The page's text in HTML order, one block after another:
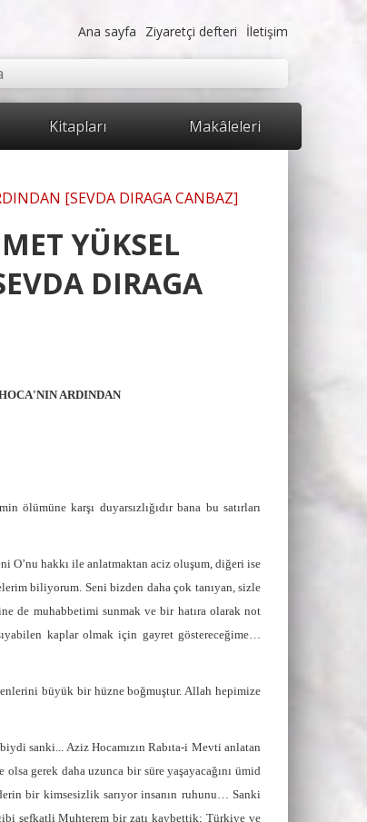
Ana sayfa Ziyaretçi defteri İletişim
Kitapları Makâleleri
[SEVDA DIRAGA CANBAZ]
YÜKSEL
DIRAGA
ARDINDAN
ölümüne karşı duyarsızlığıdır bana bu satırları
O’nu hakkı ile anlatmaktan aciz oluşum, diğeri ise
biliyorum. Seni bizden daha çok tanıyan, sizle
de muhabbetimi sunmak ve bir hatıra olarak not
kaplar olmak için gayret göstereceğime…
büyük bir hüzne boğmuştur. Allah hepimize
sanki... Aziz Hocamızın Rabıta-i Mevti anlatan
gerek daha uzunca bir süre yaşayacağını ümid
bir kimsesizlik sarıyor insanın ruhunu… Sanki
şefkatli Muhterem bir zatı kaybettik; Türkiye ve